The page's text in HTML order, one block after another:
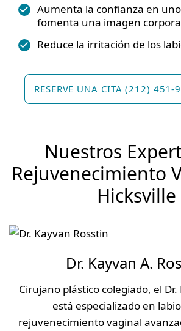
Aumenta la confianza en
fomenta una imagen
Reduce la irritación de los
RESERVE UNA CITA (212) 451-
Nuestros
Rejuvenecimiento
Hicksville
Dr. Kayvan A.
Cirujano plástico colegiado, el
está especializado en
rejuvenecimiento vaginal